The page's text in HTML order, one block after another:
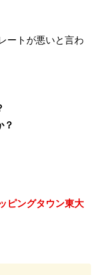
ートが悪いと言わ
？
ピングタウン東大